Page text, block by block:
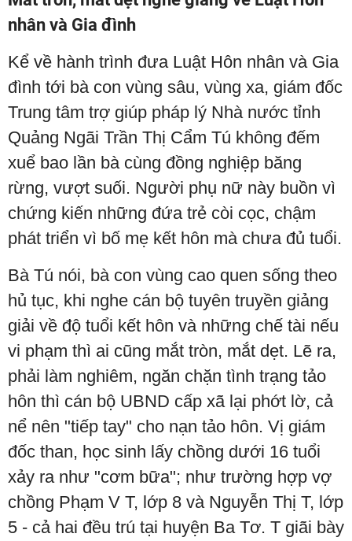
nhân và Gia đình
Kể về hành trình đưa Luật Hôn nhân và Gia
đình tới bà con vùng sâu, vùng xa, giám đốc
Trung tâm trợ giúp pháp lý Nhà nước tỉnh
Quảng Ngãi Trần Thị Cẩm Tú không đếm
xuể bao lần bà cùng đồng nghiệp băng
rừng, vượt suối. Người phụ nữ này buồn vì
chứng kiến những đứa trẻ còi cọc, chậm
phát triển vì bố mẹ kết hôn mà chưa đủ tuổi.
Bà Tú nói, bà con vùng cao quen sống theo
hủ tục, khi nghe cán bộ tuyên truyền giảng
giải về độ tuổi kết hôn và những chế tài nếu
vi phạm thì ai cũng mắt tròn, mắt dẹt. Lẽ ra,
phải làm nghiêm, ngăn chặn tình trạng tảo
hôn thì cán bộ UBND cấp xã lại phớt lờ, cả
nể nên "tiếp tay" cho nạn tảo hôn. Vị giám
đốc than, học sinh lấy chồng dưới 16 tuổi
xảy ra như "cơm bữa"; như trường hợp vợ
chồng Phạm V T, lớp 8 và Nguyễn Thị T, lớp
5 - cả hai đều trú tại huyện Ba Tơ. T giãi bày